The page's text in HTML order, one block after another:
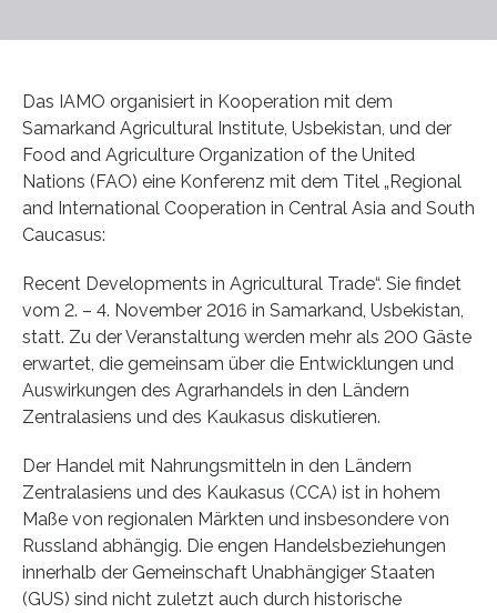
Das IAMO organisiert in Kooperation mit dem
Samarkand Agricultural Institute, Usbekistan, und der
Food and Agriculture Organization of the United
Nations (FAO) eine Konferenz mit dem Titel „Regional
and International Cooperation in Central Asia and South
Caucasus:
Recent Developments in Agricultural Trade“. Sie findet
vom 2. – 4. November 2016 in Samarkand, Usbekistan,
statt. Zu der Veranstaltung werden mehr als 200 Gäste
erwartet, die gemeinsam über die Entwicklungen und
Auswirkungen des Agrarhandels in den Ländern
Zentralasiens und des Kaukasus diskutieren.
Der Handel mit Nahrungsmitteln in den Ländern
Zentralasiens und des Kaukasus (CCA) ist in hohem
Maße von regionalen Märkten und insbesondere von
Russland abhängig. Die engen Handelsbeziehungen
innerhalb der Gemeinschaft Unabhängiger Staaten
(GUS) sind nicht zuletzt auch durch historische